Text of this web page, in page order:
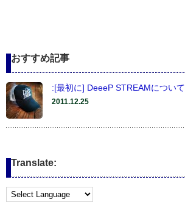
おすすめ記事
:[最初に] DeeeP STREAMについて
2011.12.25
Translate: